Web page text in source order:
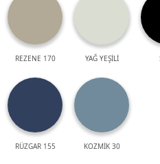
REZENE 170 YAĞ YEŞİLİ
RÜZGAR 155 KOZMİK 30